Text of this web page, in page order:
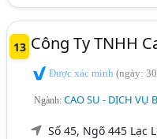
13 Công Ty TNHH
Được xác minh(ngày:
Ngành:CAO SU - DỊCH VỤ
Số 45, Ngõ 445 Lạc